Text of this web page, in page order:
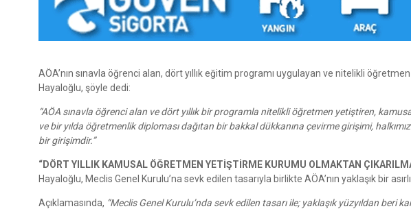
AÖA’nın sınavla öğrenci alan, dört yıllık eğitim programı uygulayan ve nitelikli
Hayaloğlu, şöyle dedi:
“AÖA sınavla öğrenci alan ve dört yıllık bir programla nitelikli öğretmen yetiştiren,
ve bir yılda öğretmenlik diploması dağıtan bir bakkal dükkanına çevirme girişimi,
bir girişimdir.”
“DÖRT YILLIK KAMUSAL ÖĞRETMEN YETİŞTİRME KURUMU OLMAKTAN
Hayaloğlu, Meclis Genel Kurulu’na sevk edilen tasarıyla birlikte AÖA’nın yaklaşık bir
Açıklamasında, “Meclis Genel Kurulu’nda sevk edilen tasarı ile; yaklaşık yüzyıldan